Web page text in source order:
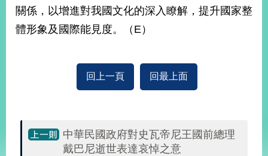
資
訊
國
關係，以增進對我國文化的深入瞭解，提升國家整
體形象及國際能見度。（E）
回上一頁 回最上面
中華民國政府對史瓦帝尼王國前總理
戴巴尼逝世表達哀悼之意